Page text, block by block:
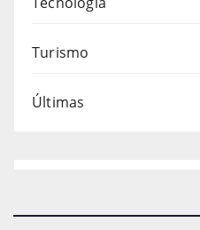
Turismo
Últimas